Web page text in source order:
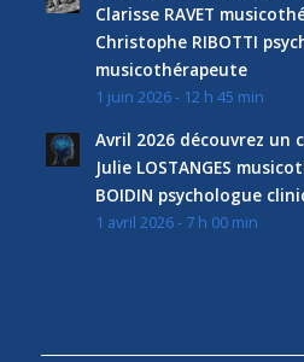
Clarisse RAVET
Christophe RIBOTTI
musicothérapeute
1 juin 2026 - 12 h 45 min
Avril 2026 découvrez un
Julie LOSTANGES
BOIDIN psychologue
1 avril 2026 - 7 h 00 min